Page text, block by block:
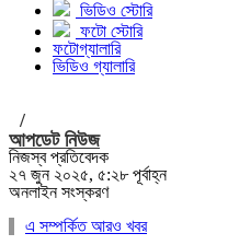
ভিডিও স্টোরি
ফটো স্টোরি
ফটোগ্যালারি
ভিডিও গ্যালারি
/
আপডেট নিউজ
নিজস্ব প্রতিবেদক
২৭ জুন ২০২৫, ৫:২৮ পূর্বাহ্ন
অনলাইন সংস্করণ
এ সম্পর্কিত আরও খবর